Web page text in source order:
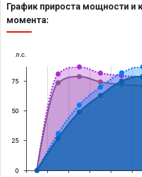
График прироста мощности и
момента:
л.с.
0
25
50
75